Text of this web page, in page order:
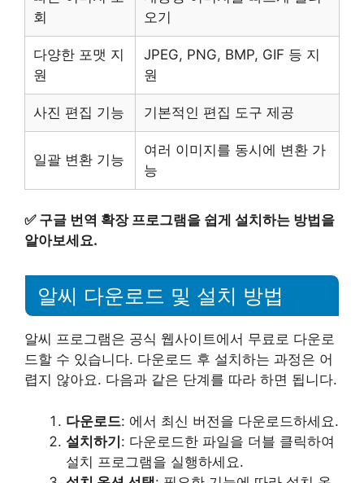
회
오기
다양한 포맷 지
원
JPEG, PNG, BMP, GIF 등 지
원
사진 편집 기능 기본적인 편집 도구 제공
일괄 변환 기능
여러 이미지를 동시에 변환 가
능
✅ 구글 번역 확장 프로그램을 쉽게 설치하는 방법을
알아보세요.
알씨 다운로드 및 설치 방법
알씨 프로그램은 공식 웹사이트에서 무료로 다운로
드할 수 있습니다. 다운로드 후 설치하는 과정은 어
렵지 않아요. 다음과 같은 단계를 따라 하면 됩니다.
다운로드: 에서 최신 버전을 다운로드하세요.
설치하기: 다운로드한 파일을 더블 클릭하여
설치 프로그램을 실행하세요.